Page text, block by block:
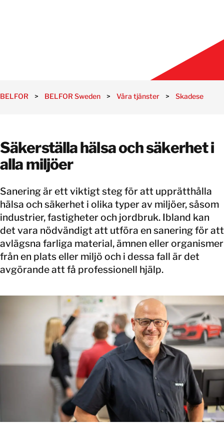
BELFOR > BELFOR Sweden > Våra tjänster > Skadeservice
Säkerställa hälsa och säkerhet i
alla miljöer
Sanering är ett viktigt steg för att upprätthålla
hälsa och säkerhet i olika typer av miljöer, såsom
industrier, fastigheter och jordbruk. Ibland kan
det vara nödvändigt att utföra en sanering för att
avlägsna farliga material, ämnen eller organismer
från en plats eller miljö och i dessa fall är det
avgörande att få professionell hjälp.